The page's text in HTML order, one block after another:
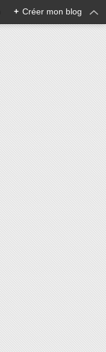
+ Créer mon blog